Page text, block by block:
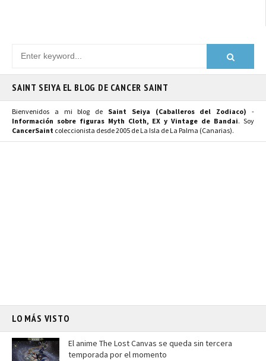
SAINT SEIYA EL BLOG DE CANCER SAINT
Bienvenidos a mi blog de Saint Seiya (Caballeros del Zodiaco) -
Información sobre figuras Myth Cloth, EX y Vintage de Bandai. Soy
CancerSaint coleccionista desde 2005 de La Isla de La Palma (Canarias).
LO MÁS VISTO
El anime The Lost Canvas se queda sin tercera
temporada por el momento